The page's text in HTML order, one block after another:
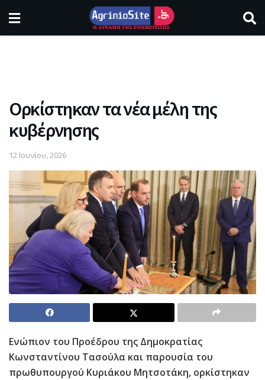
Ορκίστηκαν τα νέα μέλη της
κυβέρνησης
12 Ιουνίου, 2026
Ενώπιον του Προέδρου της Δημοκρατίας
Κωνσταντίνου Τασούλα και παρουσία του
πρωθυπουργού Κυριάκου Μητσοτάκη, ορκίστηκαν